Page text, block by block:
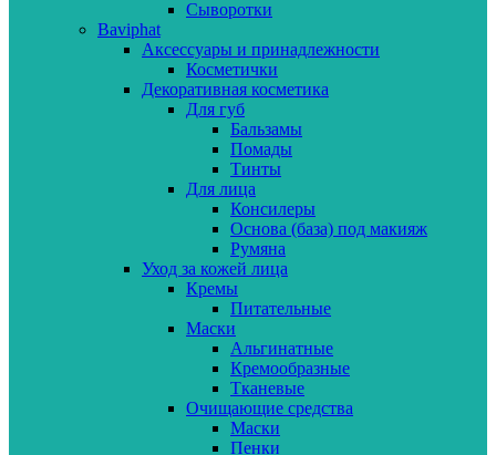
Сыворотки
Baviphat
Аксессуары и принадлежности
Косметички
Декоративная косметика
Для губ
Бальзамы
Помады
Тинты
Для лица
Консилеры
Основа (база) под макияж
Румяна
Уход за кожей лица
Кремы
Питательные
Маски
Альгинатные
Кремообразные
Тканевые
Очищающие средства
Маски
Пенки